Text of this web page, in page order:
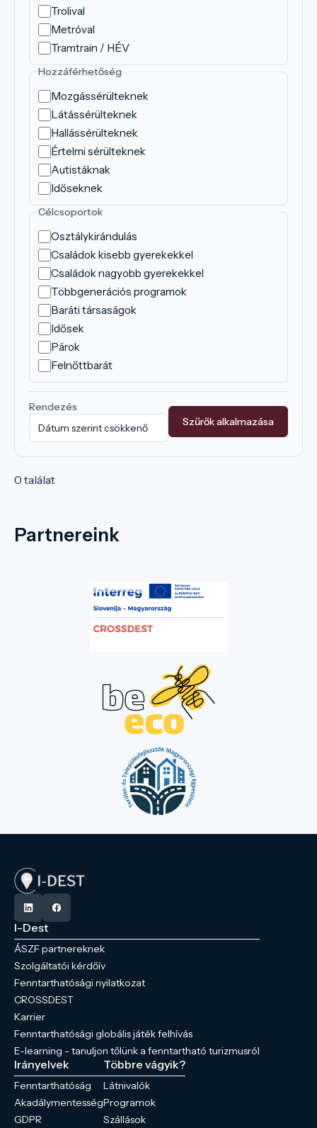
Trolival
Metróval
Tramtrain / HÉV
Hozzáférhetőség
Mozgássérülteknek
Látássérülteknek
Hallássérülteknek
Értelmi sérülteknek
Autistáknak
Időseknek
Célcsoportok
Osztálykirándulás
Családok kisebb gyerekekkel
Családok nagyobb gyerekekkel
Többgenerációs programok
Baráti társaságok
Idősek
Párok
Felnőttbarát
Rendezés
Szűrők alkalmazása
0 találat
Partnereink
I-Dest
ÁSZF partnereknek
Szolgáltatói kérdőív
Fenntarthatósági nyilatkozat
CROSSDEST
Karrier
Fenntarthatósági globális játék felhívás
E-learning - tanuljon tőlünk a fenntartható turizmusról
Irányelvek
Fenntarthatóság
Akadálymentesség
GDPR
Többre vágyik?
Látnivalók
Programok
Szállások